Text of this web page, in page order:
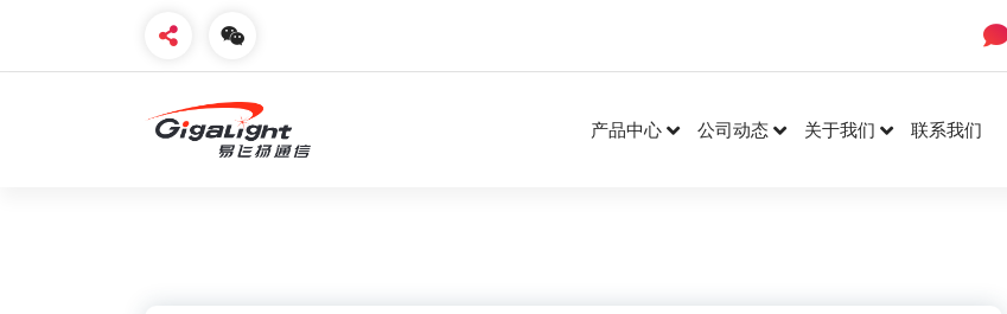
产品中心 公司动态 关于我们 联系我们